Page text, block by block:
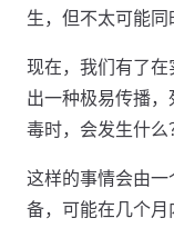
生，但不太可能同
现在，我们有了
出一种极易传播
毒时，会发生什么
这样的事情会由
备，可能在几个